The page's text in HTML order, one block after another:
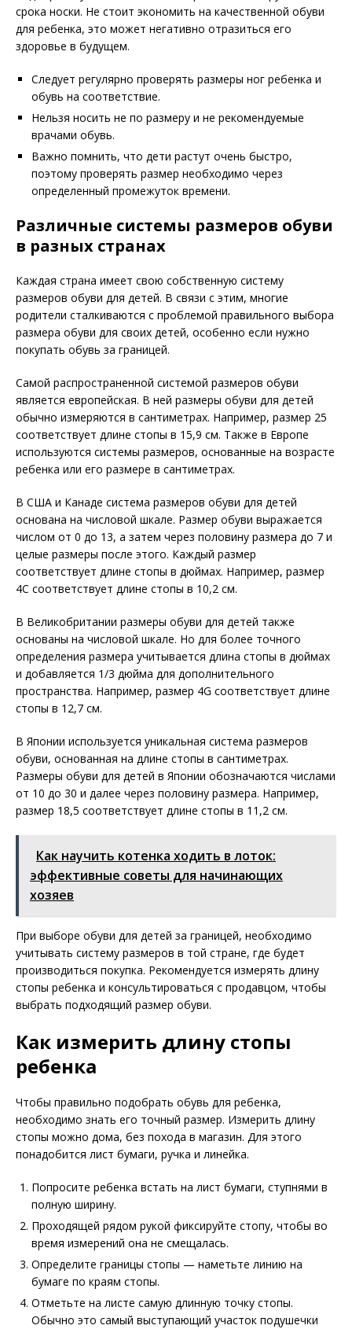
срока носки. Не стоит экономить на качественной обуви
для ребенка, это может негативно отразиться его
здоровье в будущем.
Следует регулярно проверять размеры ног ребенка и
обувь на соответствие.
Нельзя носить не по размеру и не рекомендуемые
врачами обувь.
Важно помнить, что дети растут очень быстро,
поэтому проверять размер необходимо через
определенный промежуток времени.
Различные системы размеров обуви
в разных странах
Каждая страна имеет свою собственную систему
размеров обуви для детей. В связи с этим, многие
родители сталкиваются с проблемой правильного выбора
размера обуви для своих детей, особенно если нужно
покупать обувь за границей.
Самой распространенной системой размеров обуви
является европейская. В ней размеры обуви для детей
обычно измеряются в сантиметрах. Например, размер 25
соответствует длине стопы в 15,9 см. Также в Европе
используются системы размеров, основанные на возрасте
ребенка или его размере в сантиметрах.
В США и Канаде система размеров обуви для детей
основана на числовой шкале. Размер обуви выражается
числом от 0 до 13, а затем через половину размера до 7 и
целые размеры после этого. Каждый размер
соответствует длине стопы в дюймах. Например, размер
4C соответствует длине стопы в 10,2 см.
В Великобритании размеры обуви для детей также
основаны на числовой шкале. Но для более точного
определения размера учитывается длина стопы в дюймах
и добавляется 1/3 дюйма для дополнительного
пространства. Например, размер 4G соответствует длине
стопы в 12,7 см.
В Японии используется уникальная система размеров
обуви, основанная на длине стопы в сантиметрах.
Размеры обуви для детей в Японии обозначаются числами
от 10 до 30 и далее через половину размера. Например,
размер 18,5 соответствует длине стопы в 11,2 см.
Как научить котенка ходить в лоток:
эффективные советы для начинающих
хозяев
При выборе обуви для детей за границей, необходимо
учитывать систему размеров в той стране, где будет
производиться покупка. Рекомендуется измерять длину
стопы ребенка и консультироваться с продавцом, чтобы
выбрать подходящий размер обуви.
Как измерить длину стопы
ребенка
Чтобы правильно подобрать обувь для ребенка,
необходимо знать его точный размер. Измерить длину
стопы можно дома, без похода в магазин. Для этого
понадобится лист бумаги, ручка и линейка.
Попросите ребенка встать на лист бумаги, ступнями в
полную ширину.
Проходящей рядом рукой фиксируйте стопу, чтобы во
время измерений она не смещалась.
Определите границы стопы — наметьте линию на
бумаге по краям стопы.
Отметьте на листе самую длинную точку стопы.
Обычно это самый выступающий участок подушечки